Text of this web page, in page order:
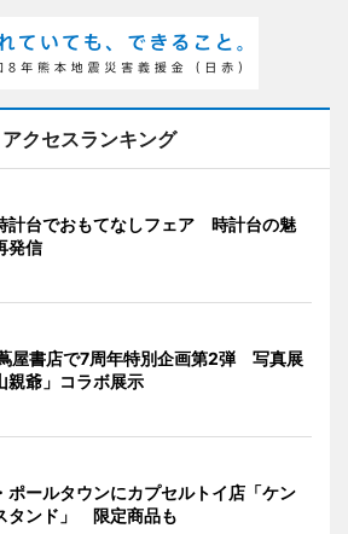
アクセスランキング
計台でおもてなしフェア 時計台の魅
発信
屋書店で7周年特別企画第2弾 写真展
親爺」コラボ展示
ポールタウンにカプセルトイ店「ケン
タンド」 限定商品も